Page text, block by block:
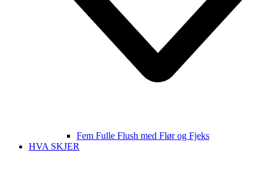
Fem Fulle Flush med Flør og Fjeks
HVA SKJER